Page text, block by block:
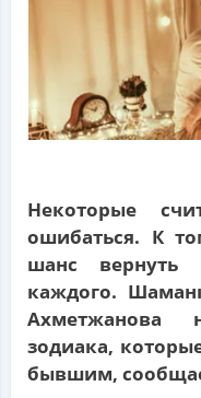
Некоторые
ошибаться. К
шанс
каждого.
Ахметжанова
зодиака,
бывшим,